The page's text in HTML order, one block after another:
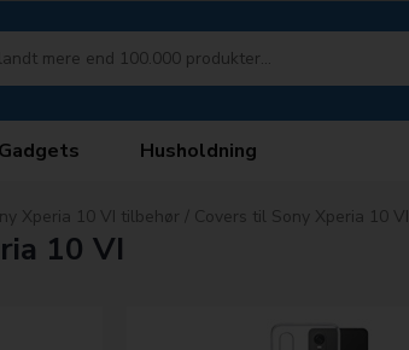
Gadgets Husholdning
Xperia 10 VI tilbehør / Covers til Sony Xperia 10 VI
10 VI